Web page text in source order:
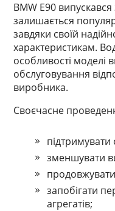
BMW E90 випускався
залишається
завдяки своїй
характеристикам.
особливості моделі
обслуговування
виробника.
Своєчасне
підтримувати
зменшувати
запобігати
агрегатів;